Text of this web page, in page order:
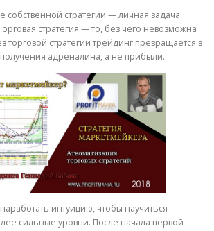
собственной стратегии — личная задача
стратегия — то, без чего невозможна
торговой стратегии трейдинг превращается в
адреналина, а не прибыли.
интуицию, чтобы научиться
сильные уровни. После начала первой